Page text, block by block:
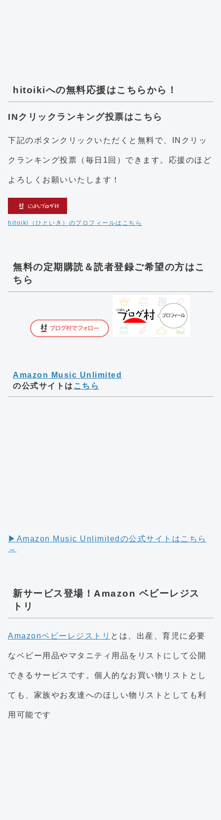
hitoikiへの無料応援はこちらから！
INクリックランキング投票はこちら
下記のボタンクリックいただくと無料で、INクリッ
クランキング投票（毎日1回）できます。応援のほど
よろしくお願いいたします！
hitoiki（ひといき）のプロフィールはこちら
無料の定期購読＆読者登録ご希望の方はこ
ちら
Amazon Music Unlimited
の公式サイトは こちら
▶︎Amazon Music Unlimitedの公式サイトはこちら
→
新サービス登場！Amazon ベビーレジス
トリ
Amazonベビーレジストリ とは、出産、育児に必要
なベビー用品やマタニティ用品をリストにして公開
できるサービスです。個人的なお買い物リストとし
ても、家族やお友達へのほしい物リストとしても利
用可能です